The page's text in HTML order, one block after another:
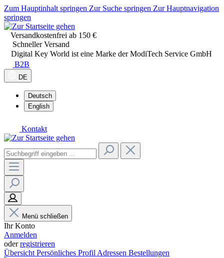
Zum Hauptinhalt springen Zur Suche springen Zur Hauptnavigation
springen
Versandkostenfrei ab 150 €
Schneller Versand
Digital Key World ist eine Marke der ModiTech Service GmbH
B2B
DE
Deutsch
English
Kontakt
Menü schließen
Ihr Konto
Anmelden
oderregistrieren
Übersicht Persönliches Profil Adressen Bestellungen